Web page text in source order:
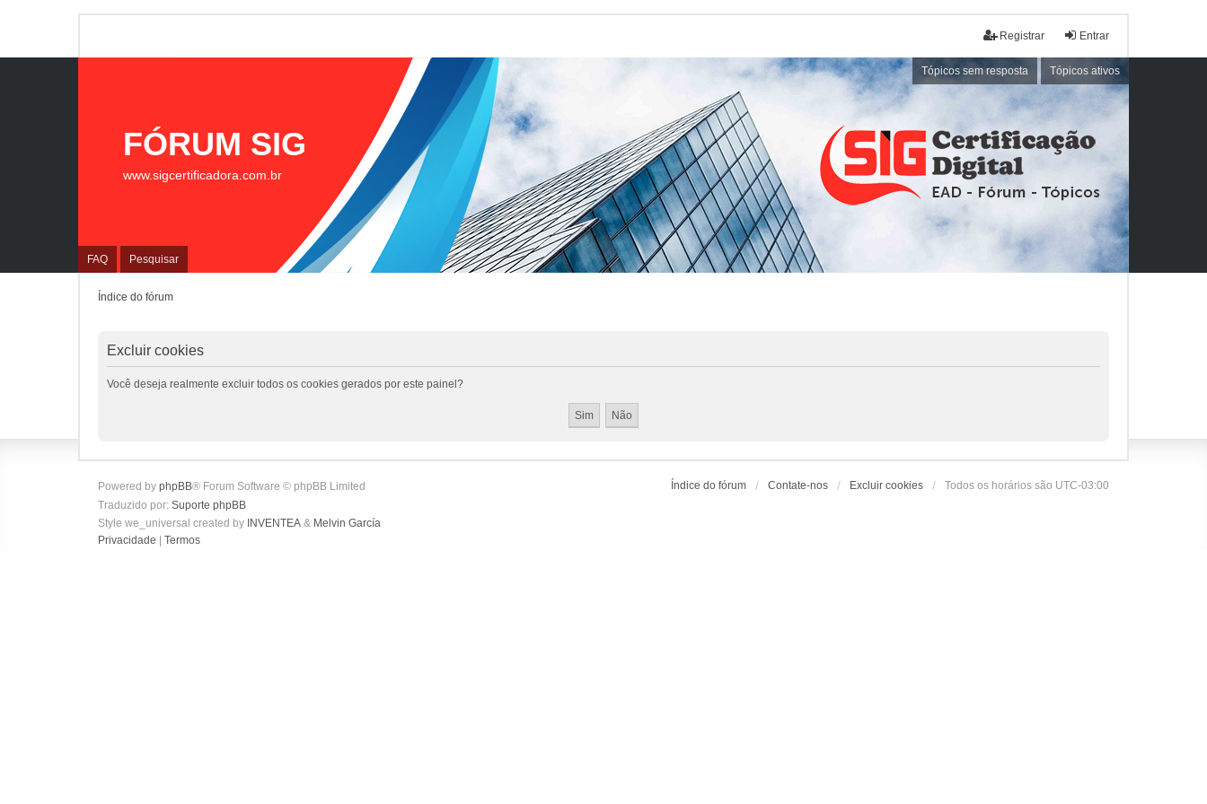
Entrar
Registrar
Tópicos sem resposta Tópicos ativos
FAQ Pesquisar
FÓRUM SIG
www.sigcertificadora.com.br
Índice do fórum
Excluir cookies
Você deseja realmente excluir todos os cookies gerados por este painel?
Índice do fórum Contate-nos Excluir cookies Todos os horários são UTC-03:00
Powered by phpBB® Forum Software © phpBB Limited
Traduzido por: Suporte phpBB
Style we_universal created by INVENTEA & Melvin García
Privacidade
Termos